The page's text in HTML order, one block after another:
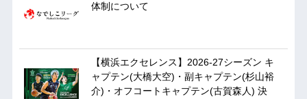
体制について
【横浜エクセレンス】2026-27シーズン キ
ャプテン(大橋大空)・副キャプテン(杉山裕
介)・オフコートキャプテン(古賀森人) 決